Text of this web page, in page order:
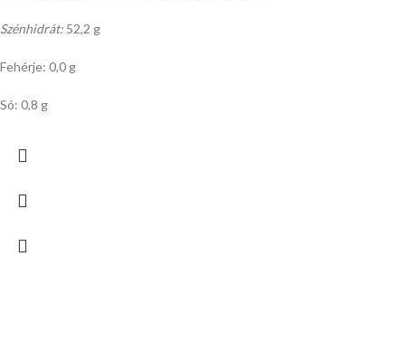
Szénhidrát: 52,2 g
Fehérje: 0,0 g
Só: 0,8 g